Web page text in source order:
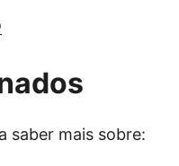
saber mais sobre: